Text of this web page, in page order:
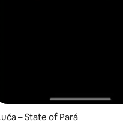
– State of Pará